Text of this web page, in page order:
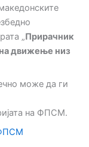
„Прирачник
движење низ
може да ги
на ФПСМ.